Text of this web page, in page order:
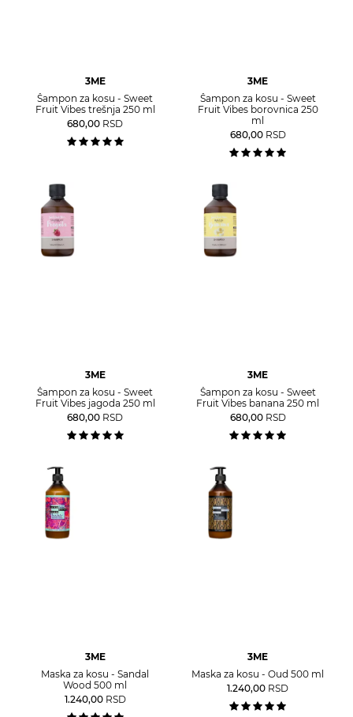
3ME
Šampon za kosu - Sweet
Fruit Vibes trešnja 250 ml
680,00 RSD
3ME
Šampon za kosu - Sweet
Fruit Vibes borovnica 250
ml
680,00 RSD
3ME
Šampon za kosu - Sweet
Fruit Vibes jagoda 250 ml
680,00 RSD
3ME
Šampon za kosu - Sweet
Fruit Vibes banana 250 ml
680,00 RSD
3ME
Maska za kosu - Sandal
Wood 500 ml
1.240,00 RSD
3ME
Maska za kosu - Oud 500 ml
1.240,00 RSD